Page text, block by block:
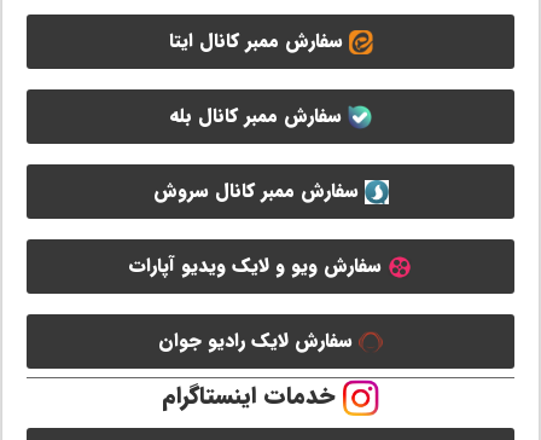
سفارش ممبر کانال ایتا
سفارش ممبر کانال بله
سفارش ممبر کانال سروش
سفارش ویو و لایک ویدیو آپارات
سفارش لایک رادیو جوان
خدمات اینستاگرام